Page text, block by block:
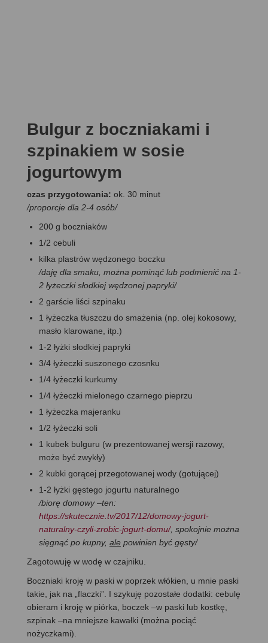
Bulgur z boczniakami i
szpinakiem w sosie
jogurtowym
czas przygotowania: ok. 30 minut
/proporcje dla 2-4 osób/
200 g boczniaków
1/2 cebuli
kilka plastrów wędzonego boczku
/daję dla smaku, można pominąć lub podmienić na 1-
2 łyżeczki słodkiej wędzonej papryki/
2 garście liści szpinaku
1 łyżeczka tłuszczu do smażenia (np. olej kokosowy,
masło klarowane, itp.)
1-2 łyżki słodkiej papryki
3/4 łyżeczki suszonego czosnku
1/4 łyżeczki kurkumy
1/4 łyżeczki mielonego czarnego pieprzu
1 łyżeczka majeranku
1/2 łyżeczki soli
1 kubek bulguru (w prezentowanej wersji razowy,
może być zwykły)
2 kubki gorącej przegotowanej wody (gotującej)
1-2 łyżki gęstego jogurtu naturalnego
/biorę domowy –ten:
https://skutecznie.tv/2017/12/domowy-jogurt-
naturalny-czyli-zrobic-jogurt-domu/, spokojnie można
sięgnąć po kupny, ale powinien być gęsty/
Zagotowuję w wodę w czajniku.
Boczniaki kroję w paski w poprzek włókien, u mnie paski
takie, jak na „flaczki”. I szykuję pozostałe dodatki: cebulę
obieram i kroję w piórka, boczek –w paski lub kostkę,
szpinak –na mniejsze kawałki (można pociąć
nożyczkami).